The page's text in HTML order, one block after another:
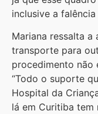
inclusive a
Mariana ressalta a
transporte para
procedimento não
“Todo o suporte
Hospital da
lá em Curitiba tem